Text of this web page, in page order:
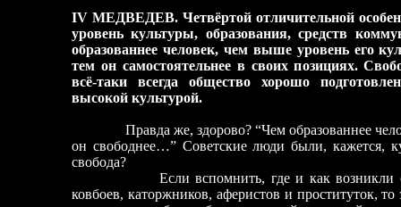
IV МЕДВЕДЕВ. Четвёртой отличительной
уровень культуры, образования, средств
образованнее человек, чем выше уровень его
тем он самостоятельнее в своих позициях.
всё-таки всегда общество хорошо
высокой культурой.
Правда же, здорово? “Чем образованнее
он свободнее…” Советские люди были, кажется,
свобода?
Если вспомнить, где и как
ковбоев, каторжников, аферистов и проституток,